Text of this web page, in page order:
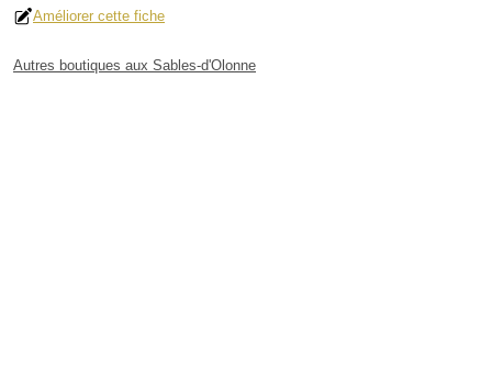
Améliorer cette fiche
Autres boutiques aux Sables-d'Olonne